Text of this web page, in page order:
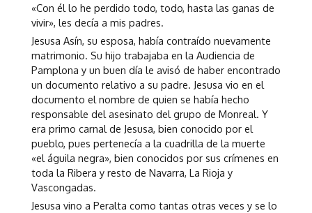
«Con él lo he perdido todo, todo, hasta las ganas de
vivir», les decía a mis padres.
Jesusa Asín, su esposa, había contraído nuevamente
matrimonio. Su hijo trabajaba en la Audiencia de
Pamplona y un buen día le avisó de haber encontrado
un documento relativo a su padre. Jesusa vio en el
documento el nombre de quien se había hecho
responsable del asesinato del grupo de Monreal. Y
era primo carnal de Jesusa, bien conocido por el
pueblo, pues pertenecía a la cuadrilla de la muerte
«el águila negra», bien conocidos por sus crímenes en
toda la Ribera y resto de Navarra, La Rioja y
Vascongadas.
Jesusa vino a Peralta como tantas otras veces y se lo